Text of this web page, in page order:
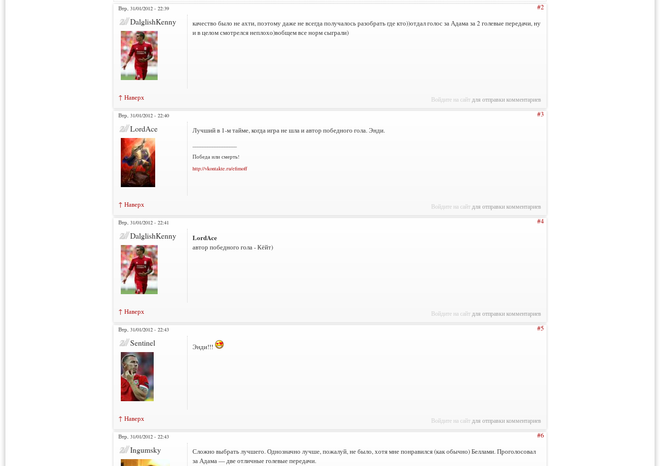
Втр, 31/01/2012 - 22:39 #2
DalglishKenny
качество было не ахти, поэтому даже не всегда получалось разобрать где кто))отдал голос за Адама за 2 голевые передачи, ну
и в целом смотрелся неплохо)вобщем все норм сыграли)
↑ Наверх Войдите на сайт для отправки комментариев
Втр, 31/01/2012 - 22:40 #3
LordAce Лучший в 1-м тайме, когда игра не шла и автор победного гола. Энди.
Победа или смерть!
http://vkontakte.ru/efimoff
↑ Наверх Войдите на сайт для отправки комментариев
Втр, 31/01/2012 - 22:41 #4
DalglishKenny LordAce
автор победного гола - Кёйт)
↑ Наверх Войдите на сайт для отправки комментариев
Втр, 31/01/2012 - 22:43 #5
Sentinel Энди!!!
↑ Наверх Войдите на сайт для отправки комментариев
Втр, 31/01/2012 - 22:43 #6
Ingumsky
Сложно выбрать лучшего. Однозначно лучше, пожалуй, не было, хотя мне понравился (как обычно) Беллами. Проголосовал
за Адама — две отличные голевые передачи.